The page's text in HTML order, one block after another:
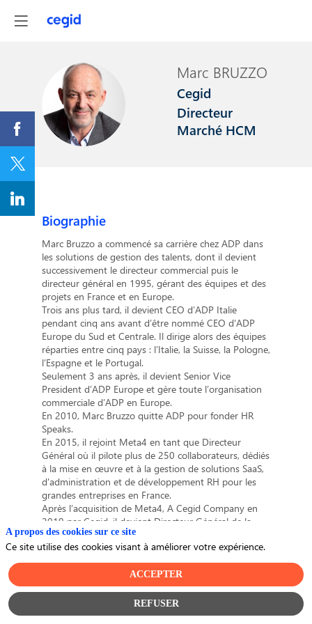
MB
Marc BRUZZO
Cegid
Directeur
Marché HCM
Biographie
Marc Bruzzo a commencé sa carrière chez ADP dans
les solutions de gestion des talents, dont il devient
successivement le directeur commercial puis le
directeur général en 1995, gérant des équipes et des
projets en France et en Europe.
Trois ans plus tard, il devient CEO d’ADP Italie
pendant cinq ans avant d’être nommé CEO d'ADP
Europe du Sud et Centrale. Il dirige alors des équipes
réparties entre cinq pays : l’Italie, la Suisse, la Pologne,
l’Espagne et le Portugal.
Seulement 3 ans après, il devient Senior Vice
President d’ADP Europe et gère toute l’organisation
commerciale d’ADP en Europe.
En 2010, Marc Bruzzo quitte ADP pour fonder HR
Speaks.
En 2015, il rejoint Meta4 en tant que Directeur
Général où il pilote plus de 250 collaborateurs, dédiés
à la mise en œuvre et à la gestion de solutions SaaS,
d'administration et de développement RH pour les
grandes entreprises en France.
Après l’acquisition de Meta4, A Cegid Company en
2019 par Cegid, il devient Directeur Général de la
Business Unit HCM France.
En janvier 2021, il est nommé Directeur de la
Business Unit HCM de Cegid en France et à
A propos des cookies sur ce site
Ce site utilise des cookies visant à améliorer votre expérience.
ACCEPTER
REFUSER